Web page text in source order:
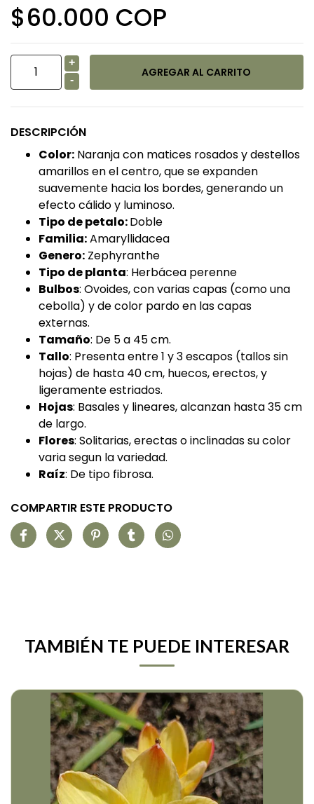
$60.000 COP
+
-
DESCRIPCIÓN
Color: Naranja con matices rosados y destellos
amarillos en el centro, que se expanden
suavemente hacia los bordes, generando un
efecto cálido y luminoso.
Tipo de petalo:Doble
Familia:Amaryllidacea
Genero: Zephyranthe
Tipo de planta: Herbácea perenne
Bulbos: Ovoides, con varias capas (como una
cebolla) y de color pardo en las capas
externas.
Tamaño: De 5 a 45 cm.
Tallo: Presenta entre 1 y 3 escapos (tallos sin
hojas) de hasta 40 cm, huecos, erectos, y
ligeramente estriados.
Hojas: Basales y lineares, alcanzan hasta 35 cm
de largo.
Flores: Solitarias, erectas o inclinadas su color
varia segun la variedad.
Raíz: De tipo fibrosa.
COMPARTIR ESTE PRODUCTO
TAMBIÉN TE PUEDE INTERESAR